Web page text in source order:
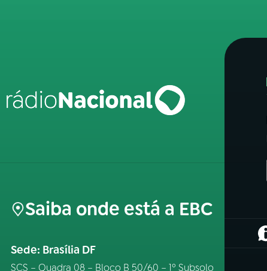
Saiba onde está a EBC
Sede: Brasília DF
SCS – Quadra 08 – Bloco B 50/60 – 1º Subsolo